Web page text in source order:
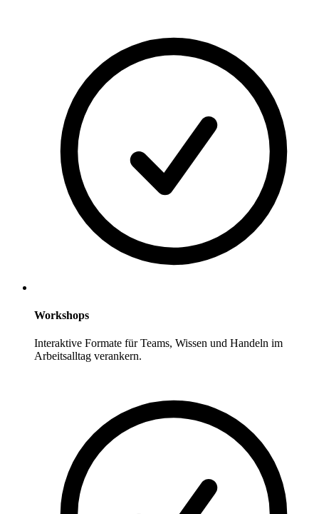
Workshops
Interaktive Formate für Teams, Wissen und Handeln im
Arbeitsalltag verankern.